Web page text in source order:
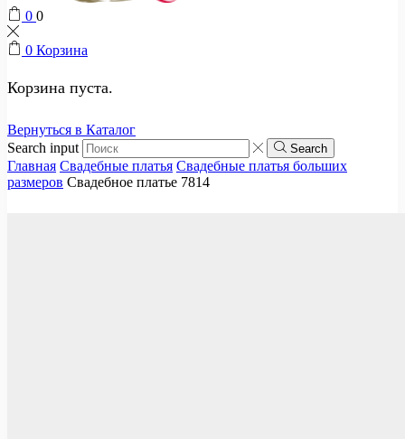
0 0
0 Корзина
Корзина пуста.
Вернуться в Каталог
Search input
Search
Главная Свадебные платья Свадебные платья больших
размеров Свадебное платье 7814